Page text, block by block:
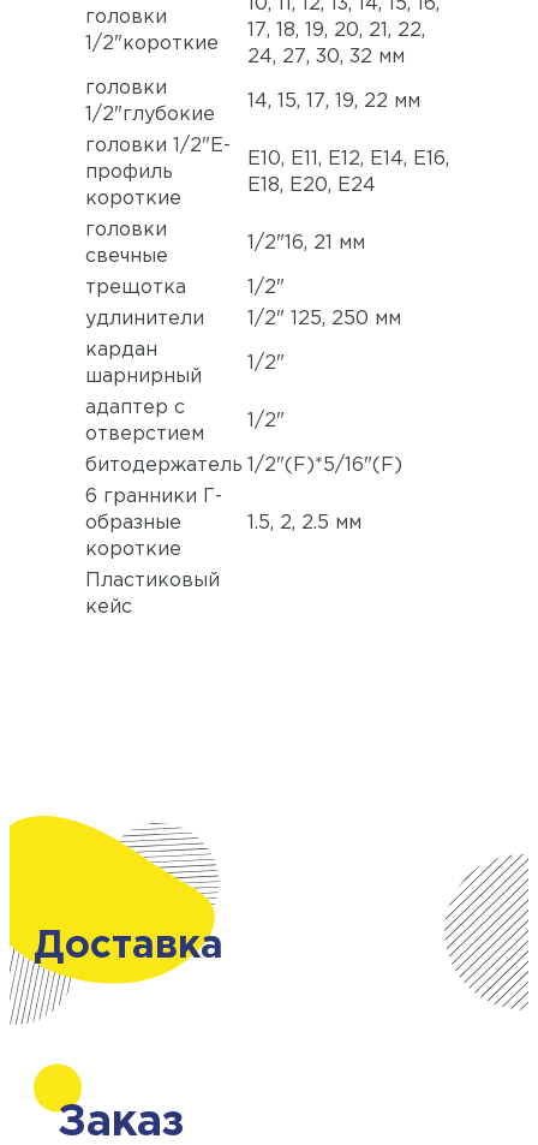
головки
1/2"короткие
10, 11, 12, 13, 14, 15, 16,
17, 18, 19, 20, 21, 22,
24, 27, 30, 32 мм
головки
1/2"глубокие
14, 15, 17, 19, 22 мм
головки 1/2"Е-
профиль
короткие
Е10, Е11, Е12, Е14, Е16,
Е18, Е20, Е24
головки
свечные
1/2"16, 21 мм
трещотка
1/2"
удлинители
1/2" 125, 250 мм
кардан
шарнирный
1/2"
адаптер с
отверстием
1/2"
битодержатель
1/2"(F)*5/16"(F)
6 гранники Г-
образные
короткие
1.5, 2, 2.5 мм
Пластиковый
кейс
Доставка
Заказ